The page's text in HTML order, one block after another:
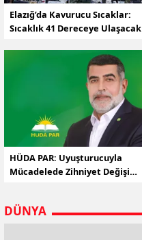
Elazığ’da Kavurucu Sıcaklar:
Sıcaklık 41 Dereceye Ulaşacak
HÜDA PAR: Uyuşturucuyla
Mücadelede Zihniyet Değişimi
DÜNYA